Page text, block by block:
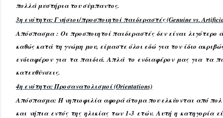
πολλά μυστήρια του σύμπαντος.
3η ενότητα: Γνήσιοι/προσποιητοί παιδεραστές (Genuine vs.
Απόσπασμα : Οι προσποιητοί παιδεραστές δεν είναι λιγότερο
καθώς κατά τη γνώμη μου, είμαστε όλοι εδώ για τον ίδιο
ενδιαφέρον για τα παιδιά. Απλά το ενδιαφέρον μας για τα
κατευθύνσεις.
4η ενότητα: Προσανατολισμοί (Orientations)
Απόσπασμα: Η νηπιοφιλία αφορά άτομα που ελκύονται από
και νήπια εντός της ηλικίας των 1-3 ετών. Αυτή η κατηγορία